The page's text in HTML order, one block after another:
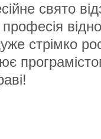
свято
стрімко